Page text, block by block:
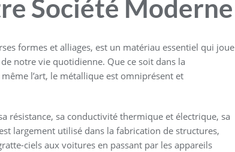
Société Moderne
formes et alliages, est un matériau essentiel qui joue
notre vie quotidienne. Que ce soit dans la
l’art, le métallique est omniprésent et
résistance, sa conductivité thermique et électrique, sa
largement utilisé dans la fabrication de structures,
ciels aux voitures en passant par les appareils